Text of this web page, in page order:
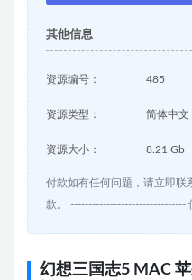
其他信息
资源编号： 485
资源类型： 简体中文
资源大小： 8.21 Gb
付款如有任何问题，请立即联
款。 --------------------------------
幻想三国志5 MAC